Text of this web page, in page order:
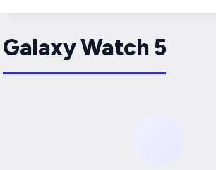
Galaxy Watch 5